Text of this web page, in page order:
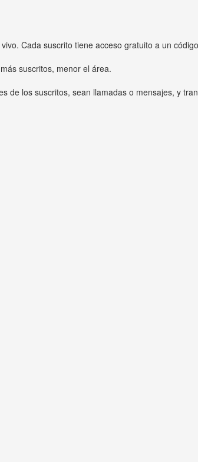
Cada suscrito tiene acceso gratuito a un
suscritos, menor el área.
de los suscritos, sean llamadas o mensajes, y